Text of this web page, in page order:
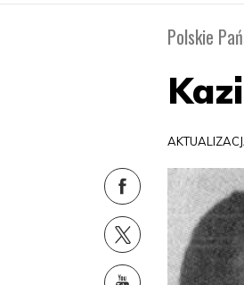
Polskie